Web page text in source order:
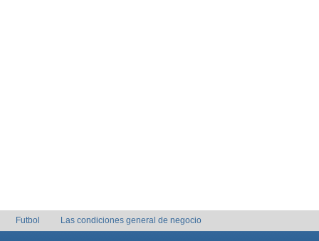
Futbol Las condiciones general de negocio